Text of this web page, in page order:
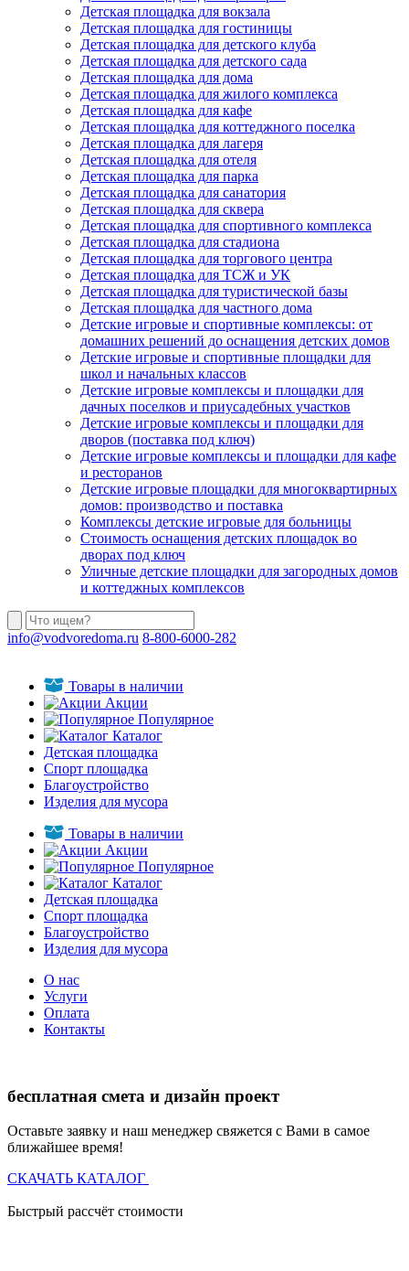
Детская площадка для вокзала
Детская площадка для гостиницы
Детская площадка для детского клуба
Детская площадка для детского сада
Детская площадка для дома
Детская площадка для жилого комплекса
Детская площадка для кафе
Детская площадка для коттеджного поселка
Детская площадка для лагеря
Детская площадка для отеля
Детская площадка для парка
Детская площадка для санатория
Детская площадка для сквера
Детская площадка для спортивного комплекса
Детская площадка для стадиона
Детская площадка для торгового центра
Детская площадка для ТСЖ и УК
Детская площадка для туристической базы
Детская площадка для частного дома
Детские игровые и спортивные комплексы: от
домашних решений до оснащения детских домов
Детские игровые и спортивные площадки для
школ и начальных классов
Детские игровые комплексы и площадки для
дачных поселков и приусадебных участков
Детские игровые комплексы и площадки для
дворов (поставка под ключ)
Детские игровые комплексы и площадки для кафе
и ресторанов
Детские игровые площадки для многоквартирных
домов: производство и поставка
Комплексы детские игровые для больницы
Стоимость оснащения детских площадок во
дворах под ключ
Уличные детские площадки для загородных домов
и коттеджных комплексов
info@vodvoredoma.ru 8-800-6000-282
Товары в наличии
Акции
Популярное
Каталог
Детская площадка
Спорт площадка
Благоустройство
Изделия для мусора
Товары в наличии
Акции
Популярное
Каталог
Детская площадка
Спорт площадка
Благоустройство
Изделия для мусора
О нас
Услуги
Оплата
Контакты
бесплатная смета и дизайн проект
Оставьте заявку и наш менеджер свяжется с Вами в самое
ближайшее время!
СКАЧАТЬ КАТАЛОГ
Быстрый рассчёт стоимости